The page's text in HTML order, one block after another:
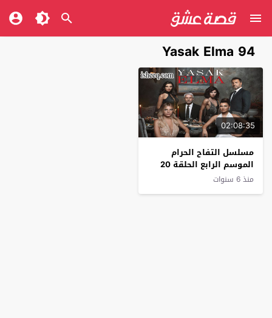
Yasak Elma 94
02:08:35
مسلسل التفاح الحرام
الموسم الرابع الحلقة 20
منذ 6 سنوات